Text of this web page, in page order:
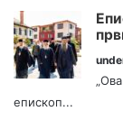
епископ...